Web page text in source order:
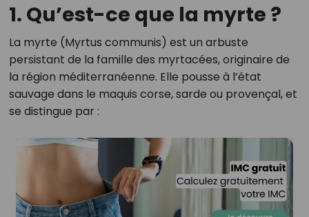
1. Qu’est-ce que la myrte ?
La myrte (Myrtus communis) est un arbuste
persistant de la famille des myrtacées, originaire de
la région méditerranéenne. Elle pousse à l’état
sauvage dans le maquis corse, sarde ou provençal, et
se distingue par :